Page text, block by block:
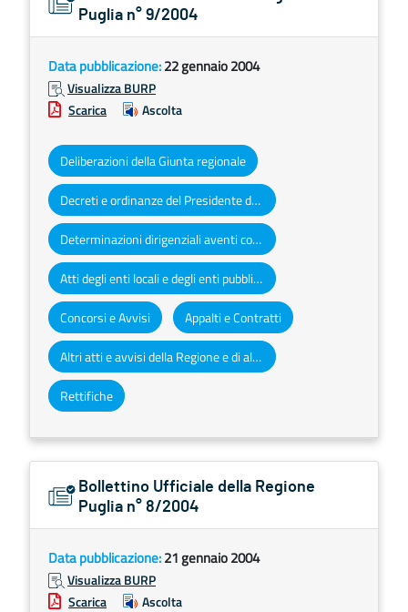
Puglia n° 9/2004
Data pubblicazione:22 gennaio 2004
Visualizza BURP
Scarica
Ascolta
Deliberazioni della Giunta regionale
Decreti e ordinanze del Presidente della Giunta regionale
Determinazioni dirigenziali aventi contenuto di interesse generale
Atti degli enti locali e degli enti pubblici e privati
Concorsi e Avvisi Appalti e Contratti
Altri atti e avvisi della Regione e di altri enti pubblici che interessano la collettività regionale
Rettifiche
Bollettino Ufficiale della Regione
Puglia n° 8/2004
Data pubblicazione:21 gennaio 2004
Visualizza BURP
Scarica
Ascolta